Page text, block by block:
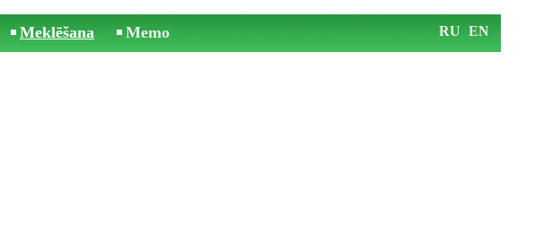
Meklēšana Memo RU EN